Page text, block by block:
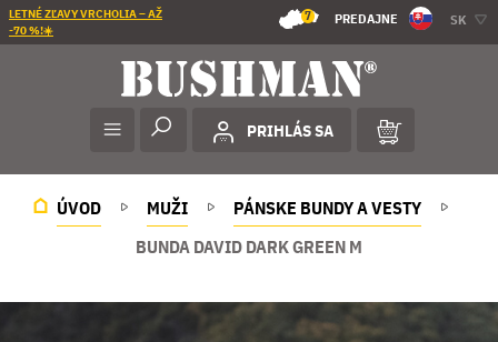
LETNÉ ZĽAVY VRCHOLIA – AŽ
-70 %!☀️
7 PREDAJNE SK
PRIHLÁS SA
ÚVOD MUŽI
PÁNSKE BUNDY A VESTY
BUNDA DAVID DARK GREEN M